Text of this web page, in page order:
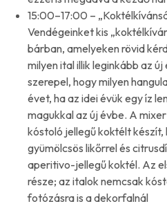
15:00–17:00 –
Vendégeinket kis
bárban, amelyeken rövid
milyen ital illik leginkább az
szerepel, hogy milyen
évet, ha az idei évük egy íz
magukkal az új évbe. A
kóstoló jellegű koktélt
gyümölcsös likőrrel és
aperitivo-jellegű koktél. Az
része; az italok nemcsak
fotózásra is a dekorfalnál